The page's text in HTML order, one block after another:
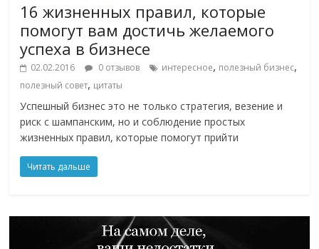
16 жизненных правил, которые
помогут вам достичь желаемого
успеха в бизнесе
02.02.2016 0 отзывов интересное, полезный бизнес,
полезный совет, цитаты
Успешный бизнес это не только стратегия, везение и
риск с шампанским, но и соблюдение простых
жизненных правил, которые помогут прийти
Читать дальше